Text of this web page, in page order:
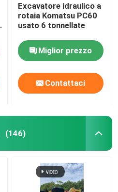
Excavatore idraulico a
rotaia Komatsu PC60
usato 6 tonnellate
Miglior prezzo
Contattaci
(146)